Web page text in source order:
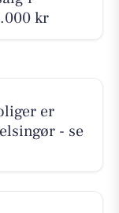
kr
er
- se